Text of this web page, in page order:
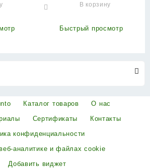
цилиндр (1 пара) &quot
В корзину
Быстрый просмотр
Каталог товаров
О нас
Сертификаты
Контакты
конфиденциальности
аналитике и файлах cookie
Добавить виджет